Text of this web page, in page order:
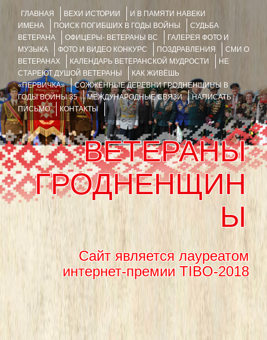
ГЛАВНАЯ ВЕХИ ИСТОРИИ
И В ПАМЯТИ НАВЕКИ
ИМЕНА
ПОИСК ПОГИБШИХ В ГОДЫ ВОЙНЫ
СУДЬБА
ВЕТЕРАНА
ОФИЦЕРЫ- ВЕТЕРАНЫ ВС
ГАЛЕРЕЯ ФОТО И
МУЗЫКА
ФОТО И ВИДЕО КОНКУРС ПОЗДРАВЛЕНИЯ
СМИ О
ВЕТЕРАНАХ
КАЛЕНДАРЬ ВЕТЕРАНСКОЙ МУДРОСТИ
НЕ
СТАРЕЮТ ДУШОЙ ВЕТЕРАНЫ
КАК ЖИВЁШЬ
«ПЕРВИЧКА»
СОЖЖЁННЫЕ ДЕРЕВНИ ГРОДНЕНЩИНЫ В
ГОДЫ ВОЙНЫ 35
МЕЖДУНАРОДНЫЕ СВЯЗИ
НАПИСАТЬ
ПИСЬМО
КОНТАКТЫ
ВЕТЕРАНЫ
ГРОДНЕНЩИН
Ы
Сайт является лауреатом
интернет-премии TIBO-2018